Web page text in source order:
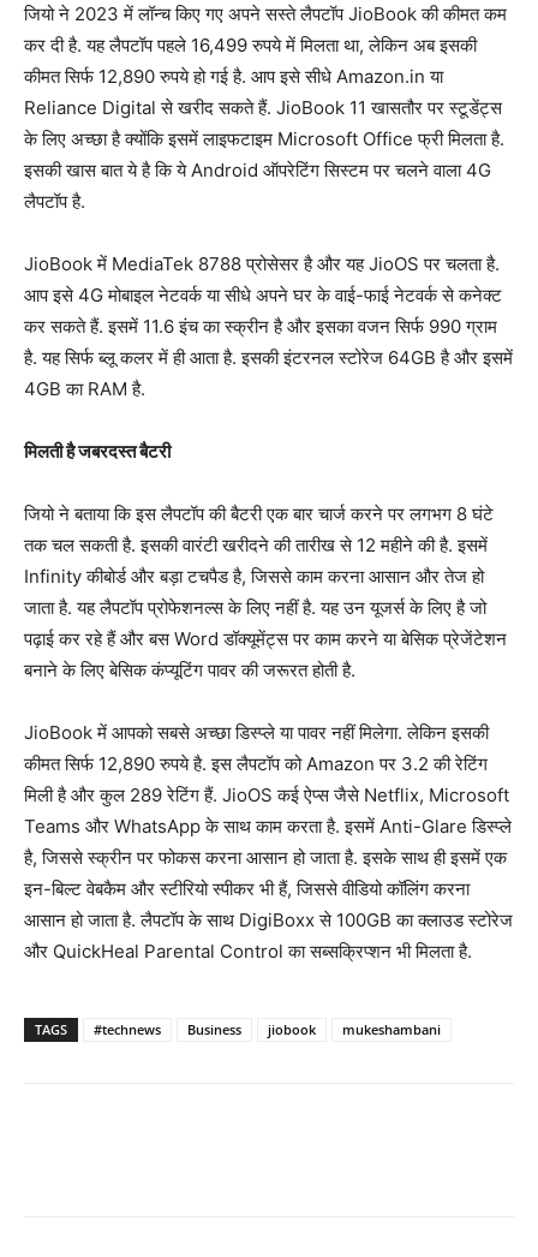
जियो ने 2023 में लॉन्च किए गए अपने सस्ते लैपटॉप JioBook की कीमत कम
कर दी है. यह लैपटॉप पहले 16,499 रुपये में मिलता था, लेकिन अब इसकी
कीमत सिर्फ 12,890 रुपये हो गई है. आप इसे सीधे Amazon.in या
Reliance Digital से खरीद सकते हैं. JioBook 11 खासतौर पर स्टूडेंट्स
के लिए अच्छा है क्योंकि इसमें लाइफटाइम Microsoft Office फ्री मिलता है.
इसकी खास बात ये है कि ये Android ऑपरेटिंग सिस्टम पर चलने वाला 4G
लैपटॉप है.
JioBook में MediaTek 8788 प्रोसेसर है और यह JioOS पर चलता है.
आप इसे 4G मोबाइल नेटवर्क या सीधे अपने घर के वाई-फाई नेटवर्क से कनेक्ट
कर सकते हैं. इसमें 11.6 इंच का स्क्रीन है और इसका वजन सिर्फ 990 ग्राम
है. यह सिर्फ ब्लू कलर में ही आता है. इसकी इंटरनल स्टोरेज 64GB है और इसमें
4GB का RAM है.
मिलती है जबरदस्त बैटरी
जियो ने बताया कि इस लैपटॉप की बैटरी एक बार चार्ज करने पर लगभग 8 घंटे
तक चल सकती है. इसकी वारंटी खरीदने की तारीख से 12 महीने की है. इसमें
Infinity कीबोर्ड और बड़ा टचपैड है, जिससे काम करना आसान और तेज हो
जाता है. यह लैपटॉप प्रोफेशनल्स के लिए नहीं है. यह उन यूजर्स के लिए है जो
पढ़ाई कर रहे हैं और बस Word डॉक्यूमेंट्स पर काम करने या बेसिक प्रेजेंटेशन
बनाने के लिए बेसिक कंप्यूटिंग पावर की जरूरत होती है.
JioBook में आपको सबसे अच्छा डिस्प्ले या पावर नहीं मिलेगा. लेकिन इसकी
कीमत सिर्फ 12,890 रुपये है. इस लैपटॉप को Amazon पर 3.2 की रेटिंग
मिली है और कुल 289 रेटिंग हैं. JioOS कई ऐप्स जैसे Netflix, Microsoft
Teams और WhatsApp के साथ काम करता है. इसमें Anti-Glare डिस्प्ले
है, जिससे स्क्रीन पर फोकस करना आसान हो जाता है. इसके साथ ही इसमें एक
इन-बिल्ट वेबकैम और स्टीरियो स्पीकर भी हैं, जिससे वीडियो कॉलिंग करना
आसान हो जाता है. लैपटॉप के साथ DigiBoxx से 100GB का क्लाउड स्टोरेज
और QuickHeal Parental Control का सब्सक्रिप्शन भी मिलता है.
TAGS #technews Business jiobook mukeshambani